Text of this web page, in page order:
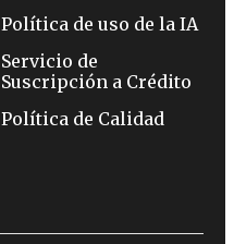
Política de uso de la IA
Servicio de
Suscripción a Crédito
Política de Calidad